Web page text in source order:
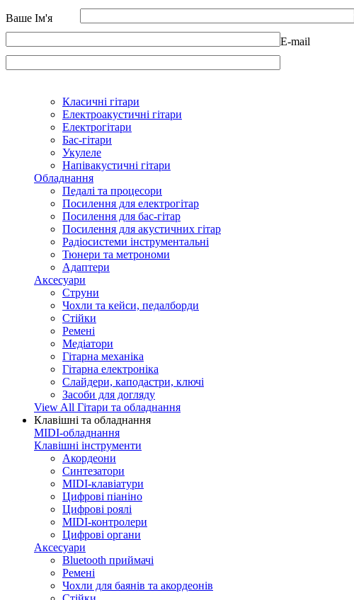
Ваше Ім'я
E-mail
Класичні гітари
Електроакустичні гітари
Електрогітари
Бас-гітари
Укулеле
Напівакустичні гітари
Обладнання
Педалі та процесори
Посилення для електрогітар
Посилення для бас-гітар
Посилення для акустичних гітар
Радіосистеми інструментальні
Тюнери та метрономи
Адаптери
Аксесуари
Струни
Чохли та кейси, педалборди
Стійки
Ремені
Медіатори
Гітарна механіка
Гітарна електроніка
Слайдери, каподастри, ключі
Засоби для догляду
View All Гітари та обладнання
Клавішні та обладнання
MIDI-обладнання
Клавішні інструменти
Акордеони
Синтезатори
MIDI-клавіатури
Цифрові піаніно
Цифрові роялі
MIDI-контролери
Цифрові органи
Аксесуари
Bluetooth приймачі
Ремені
Чохли для баянів та акордеонів